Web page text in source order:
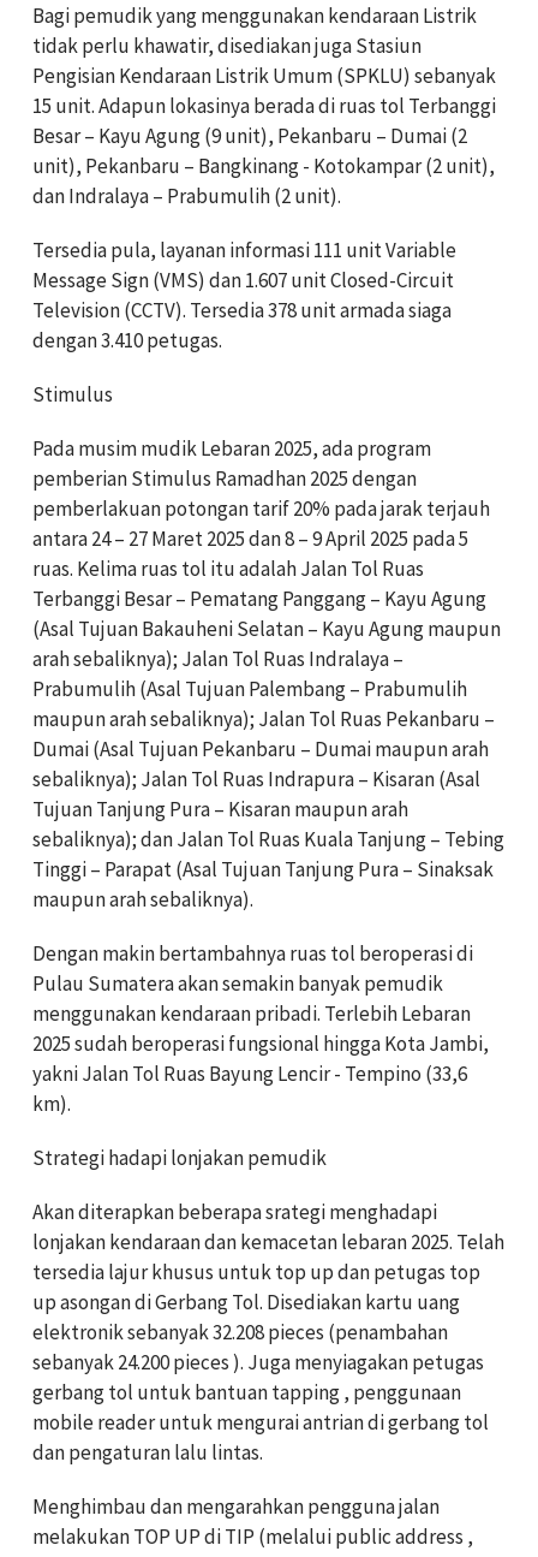
Bagi pemudik yang menggunakan kendaraan Listrik
tidak perlu khawatir, disediakan juga Stasiun
Pengisian Kendaraan Listrik Umum (SPKLU) sebanyak
15 unit. Adapun lokasinya berada di ruas tol Terbanggi
Besar – Kayu Agung (9 unit), Pekanbaru – Dumai (2
unit), Pekanbaru – Bangkinang - Kotokampar (2 unit),
dan Indralaya – Prabumulih (2 unit).
Tersedia pula, layanan informasi 111 unit Variable
Message Sign (VMS) dan 1.607 unit Closed-Circuit
Television (CCTV). Tersedia 378 unit armada siaga
dengan 3.410 petugas.
Stimulus
Pada musim mudik Lebaran 2025, ada program
pemberian Stimulus Ramadhan 2025 dengan
pemberlakuan potongan tarif 20% pada jarak terjauh
antara 24 – 27 Maret 2025 dan 8 – 9 April 2025 pada 5
ruas. Kelima ruas tol itu adalah Jalan Tol Ruas
Terbanggi Besar – Pematang Panggang – Kayu Agung
(Asal Tujuan Bakauheni Selatan – Kayu Agung maupun
arah sebaliknya); Jalan Tol Ruas Indralaya –
Prabumulih (Asal Tujuan Palembang – Prabumulih
maupun arah sebaliknya); Jalan Tol Ruas Pekanbaru –
Dumai (Asal Tujuan Pekanbaru – Dumai maupun arah
sebaliknya); Jalan Tol Ruas Indrapura – Kisaran (Asal
Tujuan Tanjung Pura – Kisaran maupun arah
sebaliknya); dan Jalan Tol Ruas Kuala Tanjung – Tebing
Tinggi – Parapat (Asal Tujuan Tanjung Pura – Sinaksak
maupun arah sebaliknya).
Dengan makin bertambahnya ruas tol beroperasi di
Pulau Sumatera akan semakin banyak pemudik
menggunakan kendaraan pribadi. Terlebih Lebaran
2025 sudah beroperasi fungsional hingga Kota Jambi,
yakni Jalan Tol Ruas Bayung Lencir - Tempino (33,6
km).
Strategi hadapi lonjakan pemudik
Akan diterapkan beberapa srategi menghadapi
lonjakan kendaraan dan kemacetan lebaran 2025. Telah
tersedia lajur khusus untuk top up dan petugas top
up asongan di Gerbang Tol. Disediakan kartu uang
elektronik sebanyak 32.208 pieces (penambahan
sebanyak 24.200 pieces ). Juga menyiagakan petugas
gerbang tol untuk bantuan tapping , penggunaan
mobile reader untuk mengurai antrian di gerbang tol
dan pengaturan lalu lintas.
Menghimbau dan mengarahkan pengguna jalan
melakukan TOP UP di TIP (melalui public address ,